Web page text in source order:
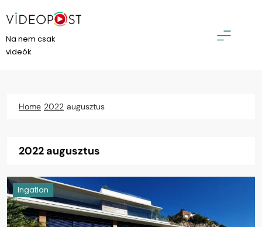
to
content
VideoPost
Na nem csak
videók
Home 2022 augusztus
2022 augusztus
Ingatlan